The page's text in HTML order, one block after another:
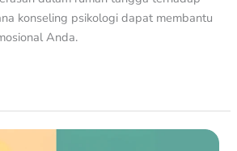
konseling psikologi dapat membantu
Anda.